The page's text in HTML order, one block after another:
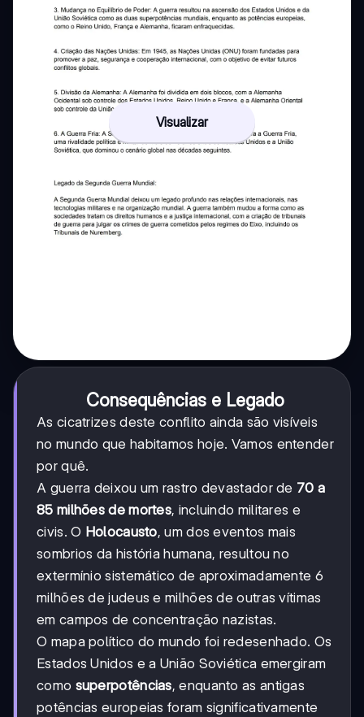
Visualizar
Consequências e Legado
As cicatrizes deste conflito ainda são visíveis
no mundo que habitamos hoje. Vamos entender
por quê.
A guerra deixou um rastro devastador de 70 a
85 milhões de mortes, incluindo militares e
civis. O Holocausto, um dos eventos mais
sombrios da história humana, resultou no
extermínio sistemático de aproximadamente 6
milhões de judeus e milhões de outras vítimas
em campos de concentração nazistas.
O mapa político do mundo foi redesenhado. Os
Estados Unidos e a União Soviética emergiram
como superpotências, enquanto as antigas
potências europeias foram significativamente